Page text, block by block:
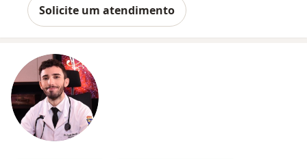
Solicite um atendimento